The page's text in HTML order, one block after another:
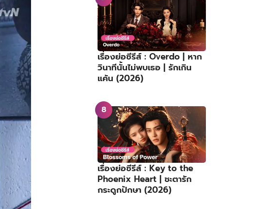
เรื่องย่อซีรีส์ : Overdo | หาก
วินาทีนั้นไม่พบเธอ | รักเกิน
แค้น (2026)
เรื่องย่อซีรีส์ : Key to the
Phoenix Heart | ชะตารัก
กระดูกปักษา (2026)